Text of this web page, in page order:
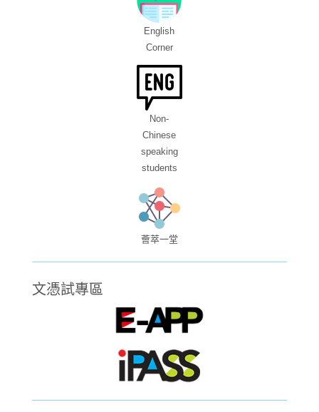
English
Corner
Non-
Chinese
speaking
students
薈萃一堂
文憑試專區